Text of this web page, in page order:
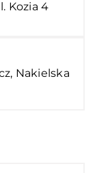
Kozia 4
Nakielska